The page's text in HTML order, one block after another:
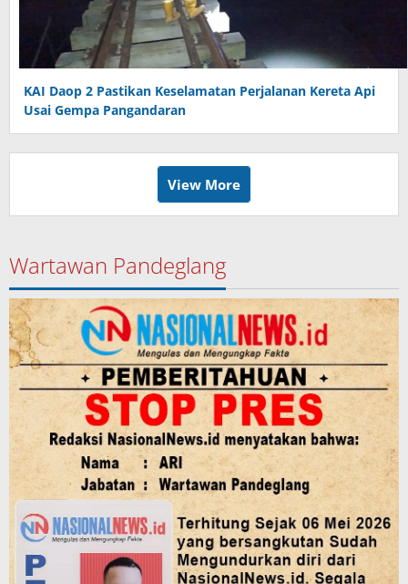
KAI Daop 2 Pastikan Keselamatan Perjalanan Kereta Api
Usai Gempa Pangandaran
View More
Wartawan Pandeglang